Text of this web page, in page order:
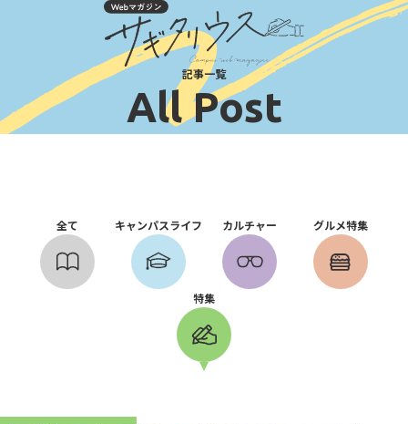
記事一覧
All Post
全て キャンパスライフ カルチャー グルメ特集
特集